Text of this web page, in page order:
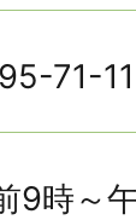
71-
9時～